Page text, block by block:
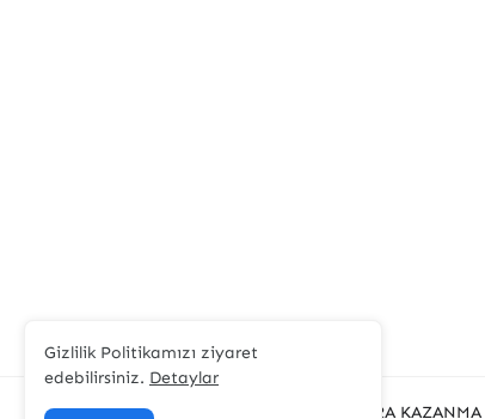
İNTERNETTEN PARA KAZANMA
Gizlilik Politikamızı ziyaret
edebilirsiniz. Detaylar